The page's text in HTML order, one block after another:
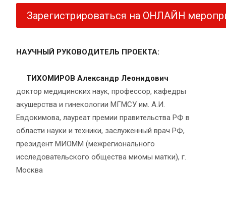
Зарегистрироваться на ОНЛАЙН
НАУЧНЫЙ РУКОВОДИТЕЛЬ ПРОЕКТА:
ТИХОМИРОВ Александр Леонидович
доктор медицинских наук, профессор, кафедры
акушерства и гинекологии МГМСУ им. А.И.
Евдокимова, лауреат премии правительства РФ в
области науки и техники, заслуженный врач РФ,
президент МИОММ (межрегионального
исследовательского общества миомы матки), г.
Москва